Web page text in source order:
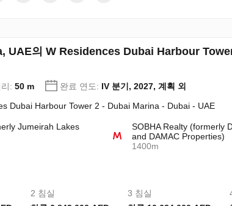
UAE의 W Residences Dubai Harbour
: 50 m 완료 연도: IV 분기, 2027, 계획 외
Dubai Harbour Tower 2 - Dubai Marina - Dubai - UAE
Jumeirah Lakes
SOBHA Realty (formerly
and DAMAC Properties)
1400m
2 침실
3 침실